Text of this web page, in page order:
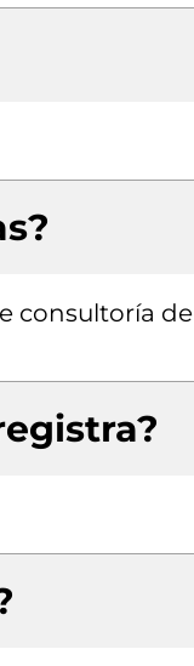
consultoría de